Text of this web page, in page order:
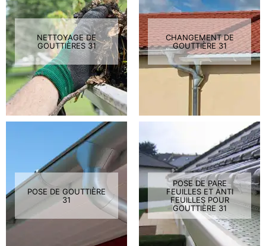
NETTOYAGE DE
GOUTTIÈRES 31
CHANGEMENT DE
GOUTTIÈRE 31
POSE DE GOUTTIÈRE
31
POSE DE PARE
FEUILLES ET ANTI
FEUILLES POUR
GOUTTIÈRE 31